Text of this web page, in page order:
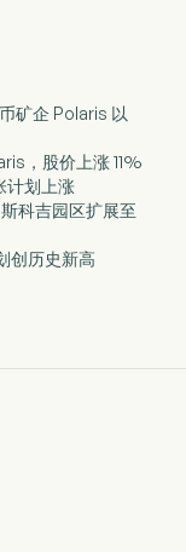
矿企 Polaris 以
，股价上涨 11%
计划上涨
科吉园区扩展至
创历史新高